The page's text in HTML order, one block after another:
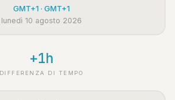
GMT+1 · GMT+1
lunedì 10 agosto 2026
+1h
DIFFERENZA DI TEMPO